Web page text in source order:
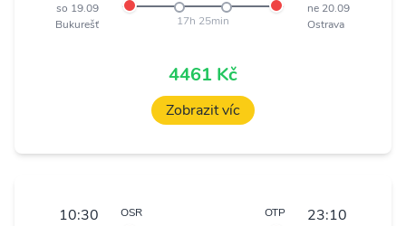
so 19.09
Bukurešť
17h 25min
ne 20.09
Ostrava
4461 Kč
Zobrazit víc
10:30 OSR OTP 23:10